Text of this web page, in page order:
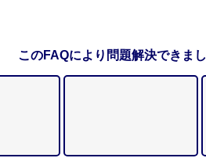
このFAQにより問題解決できま